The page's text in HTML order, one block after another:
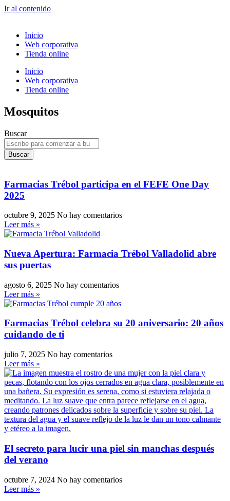
Ir al contenido
Inicio
Web corporativa
Tienda online
Inicio
Web corporativa
Tienda online
Mosquitos
Buscar
Buscar
Farmacias Trébol participa en el FEFE One Day
2025
octubre 9, 2025 No hay comentarios
Leer más »
Nueva Apertura: Farmacia Trébol Valladolid abre
sus puertas
agosto 6, 2025 No hay comentarios
Leer más »
Farmacias Trébol celebra su 20 aniversario: 20 años
cuidando de ti
julio 7, 2025 No hay comentarios
Leer más »
El secreto para lucir una piel sin manchas después
del verano
octubre 7, 2024 No hay comentarios
Leer más »